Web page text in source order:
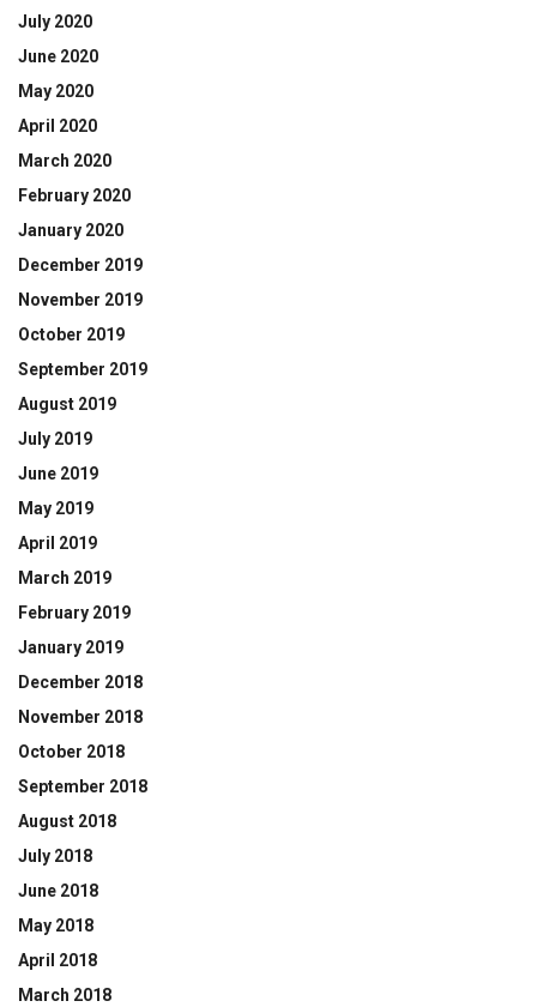
July 2020
June 2020
May 2020
April 2020
March 2020
February 2020
January 2020
December 2019
November 2019
October 2019
September 2019
August 2019
July 2019
June 2019
May 2019
April 2019
March 2019
February 2019
January 2019
December 2018
November 2018
October 2018
September 2018
August 2018
July 2018
June 2018
May 2018
April 2018
March 2018